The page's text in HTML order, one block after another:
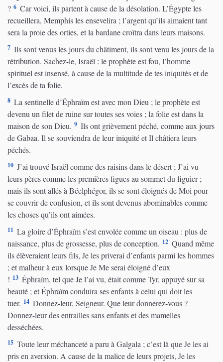
? 6 Car voici, ils partent à cause de la désolation. L’Égypte les
recueillera, Memphis les ensevelira ; l’argent qu’ils aimaient tant
sera la proie des orties, et la bardane croîtra dans leurs maisons.
7 Ils sont venus les jours du châtiment, ils sont venu les jours de la
rétribution. Sachez-le, Israël : le prophète est fou, l’homme
spirituel est insensé, à cause de la multitude de tes iniquités et de
l’excès de ta folie.
8 La sentinelle d’Éphraïm est avec mon Dieu ; le prophète est
devenu un filet de ruine sur toutes ses voies ; la folie est dans la
maison de son Dieu. 9 Ils ont grièvement péché, comme aux jours
de Gabaa. Il se souviendra de leur iniquité et Il châtiera leurs
péchés.
10 J’ai trouvé Israël comme des raisins dans le désert ; J’ai vu
leurs pères comme les premières figues au sommet du figuier ;
mais ils sont allés à Béelphégor, ils se sont éloignés de Moi pour
se couvrir de confusion, et ils sont devenus abominables comme
les choses qu’ils ont aimées.
11 La gloire d’Éphraïm s’est envolée comme un oiseau : plus de
naissance, plus de grossesse, plus de conception. 12 Quand même
ils élèveraient leurs fils, Je les priverai d’enfants parmi les hommes
; et malheur à eux lorsque Je Me serai éloigné d’eux
! 13 Éphraïm, tel que Je l’ai vu, était comme Tyr, appuyé sur sa
beauté ; et Éphraïm conduira ses enfants à celui qui doit les
tuer. 14 Donnez-leur, Seigneur. Que leur donnerez-vous ?
Donnez-leur des entrailles sans enfants et des mamelles
desséchées.
15 Toute leur méchanceté a paru à Galgala ; c’est là que Je les ai
pris en aversion. A cause de la malice de leurs projets, Je les